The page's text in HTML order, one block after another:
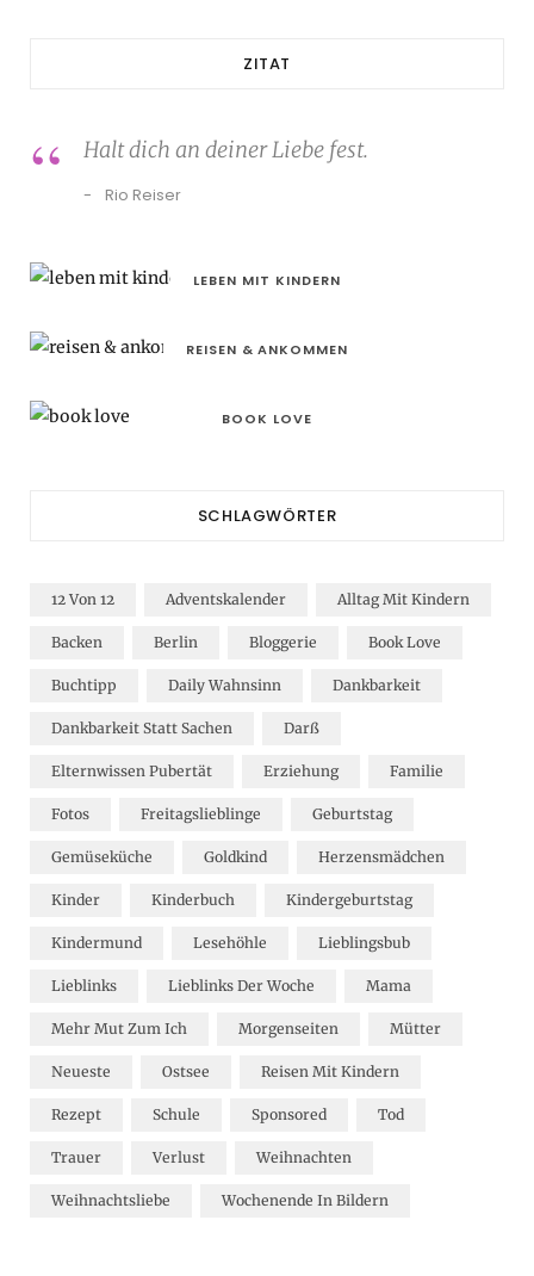
ZITAT
Halt dich an deiner Liebe fest.
Rio Reiser
LEBEN MIT KINDERN
REISEN & ANKOMMEN
BOOK LOVE
SCHLAGWÖRTER
12 Von 12 Adventskalender Alltag Mit Kindern
Backen Berlin Bloggerie Book Love
Buchtipp Daily Wahnsinn Dankbarkeit
Dankbarkeit Statt Sachen Darß
Elternwissen Pubertät Erziehung Familie
Fotos Freitagslieblinge Geburtstag
Gemüseküche Goldkind Herzensmädchen
Kinder Kinderbuch Kindergeburtstag
Kindermund Lesehöhle Lieblingsbub
Lieblinks Lieblinks Der Woche Mama
Mehr Mut Zum Ich Morgenseiten Mütter
Neueste Ostsee Reisen Mit Kindern
Rezept Schule Sponsored Tod
Trauer Verlust Weihnachten
Weihnachtsliebe Wochenende In Bildern